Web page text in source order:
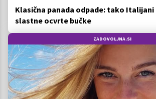
Klasična panada odpade: tako
slastne ocvrte bučke
ZADOVOLJNA.SI